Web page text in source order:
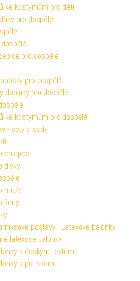
ke kostýmům pro děti
pro dospělé
pro dospělé
pro dospělé
doplňky pro dospělé
ke kostýmům pro dospělé
- sety a sady
chlapce
dívky
muže
ženy
postavy - Latexové balónky
latexové balónky
s českým textem
s potiskem